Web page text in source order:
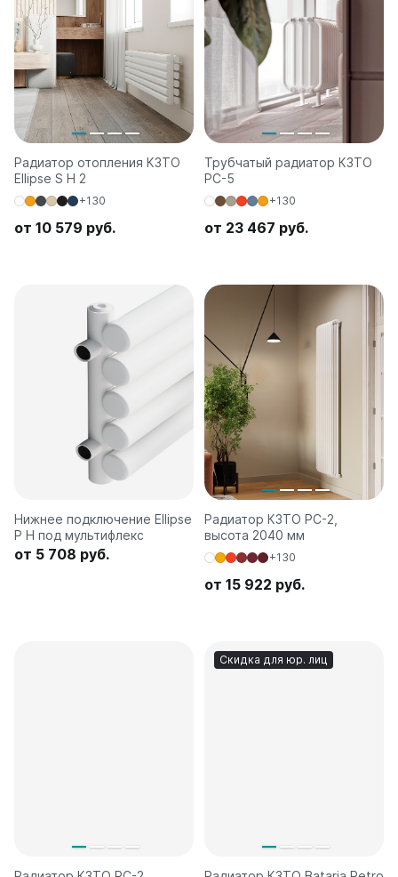
Радиатор отопления КЗТО
Ellipse S H 2
+130
от 10 579 руб.
Трубчатый радиатор КЗТО
РС-5
+130
от 23 467 руб.
Нижнее подключение Ellipse
P H под мультифлекс
от 5 708 руб.
Радиатор КЗТО РС-2,
высота 2040 мм
+130
от 15 922 руб.
Скидка для юр. лиц